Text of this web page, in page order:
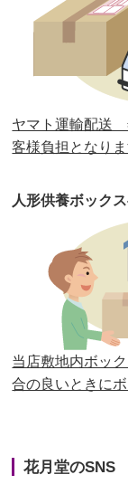
第32回人形
第31回人形
第30回人形
第29回人形
第27回人形
第26回人形
第25回人形
第24回人形
第23回人形
第22回人形
第20回人形
ヤマト運輸配送
客様負担となりま
人形供養ボック
当店敷地内ボッ
合の良いときにボ
花月堂のSNS